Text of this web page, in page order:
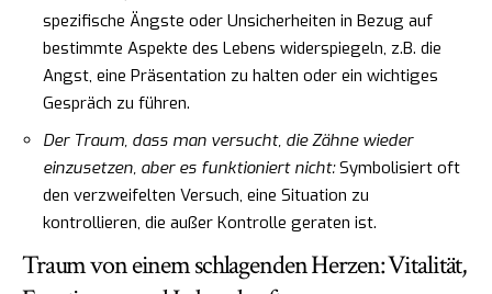
spezifische Ängste oder Unsicherheiten in Bezug auf
bestimmte Aspekte des Lebens widerspiegeln, z.B. die
Angst, eine Präsentation zu halten oder ein wichtiges
Gespräch zu führen.
Der Traum, dass man versucht, die Zähne wieder
einzusetzen, aber es funktioniert nicht:Symbolisiert oft
den verzweifelten Versuch, eine Situation zu
kontrollieren, die außer Kontrolle geraten ist.
Traum von einem schlagenden Herzen: Vitalität,